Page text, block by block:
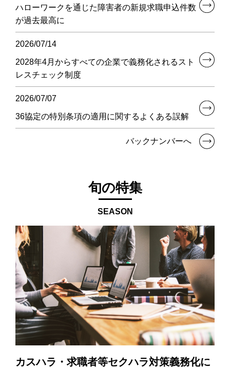
ハローワークを通じた障害者の新規求職申込件数
が過去最高に
2026/07/14
2028年4月からすべての企業で義務化されるスト
レスチェック制度
2026/07/07
36協定の特別条項の適用に関するよくある誤解
バックナンバーへ
旬の特集
SEASON
カスハラ・求職者等セクハラ対策義務化に